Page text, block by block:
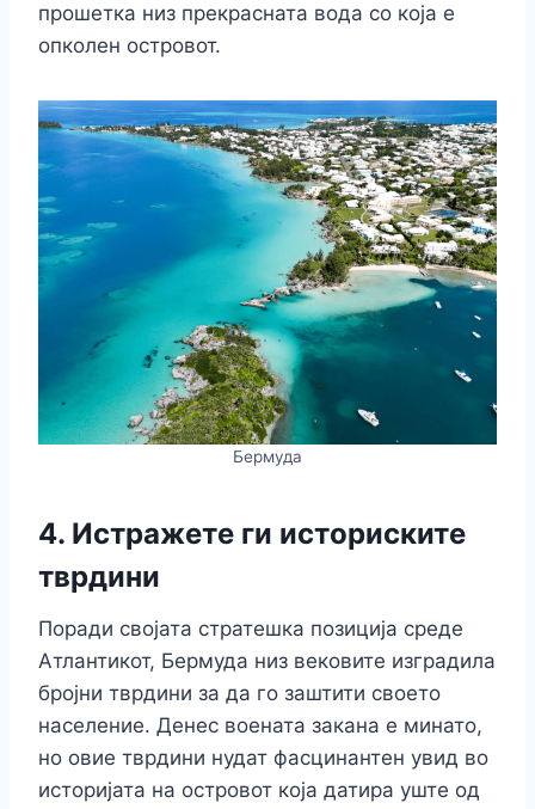
прошетка низ прекрасната вода со која е
опколен островот.
Бермуда
4. Истражете ги историските
тврдини
Поради својата стратешка позиција среде
Атлантикот, Бермуда низ вековите изградила
бројни тврдини за да го заштити своето
население. Денес воената закана е минато,
но овие тврдини нудат фасцинантен увид во
историјата на островот која датира уште од